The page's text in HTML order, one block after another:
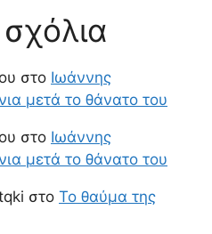
στο Ιωάννης
μετά το θάνατο του
στο Ιωάννης
μετά το θάνατο του
στο Το θαύμα της